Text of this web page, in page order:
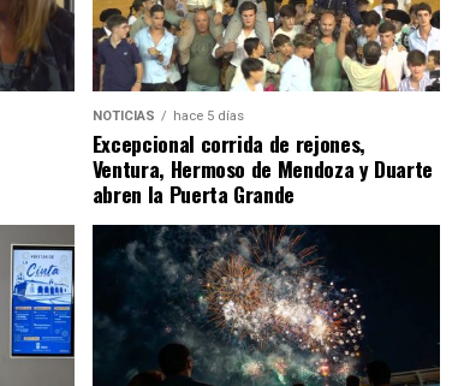
NOTICIAS hace 5 días
Excepcional corrida de rejones,
Ventura, Hermoso de Mendoza y Duarte
abren la Puerta Grande